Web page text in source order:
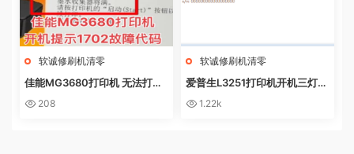
软诚修刷机清零
佳能MG3680打印机 无法打印
电脑提示错误代码5B02 废墨收
208
软诚修刷机清零
爱普生L3251打印机开机三灯长
亮 无自检动作
1.22k